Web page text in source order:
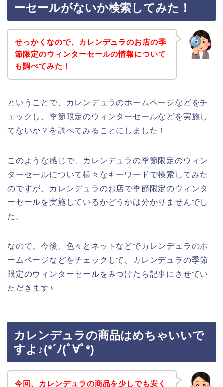
ーセールがないか検索してみた！
せっかくなので、カレンデュラのお店の季
節限定のウィンターセールの情報について
も調べてみた！
ということで、カレンデュラのホームページなどをチ
ェックし、季節限定のウィンターセールなどを実施し
てないか？を調べてみることにしました！
このような感じで、カレンデュラの季節限定のウィン
ターセールについて様々なキーワードで検索してみた
のですが、カレンデュラのお店で季節限定のウィンタ
ーセールを実施しているかどうかは分かりませんでし
た。
なので、今後、色々とネットなどでカレンデュラのホ
ームページなどをチェックして、カレンデュラの季節
限定のウィンターセールをみつけたら記事にさせてい
ただきます♪
カレンデュラの商品はめちゃいいで
すよ♪(*´ﾉ(ﾟ∀ﾟ*)
今回、カレンデュラの商品を少しでも安く